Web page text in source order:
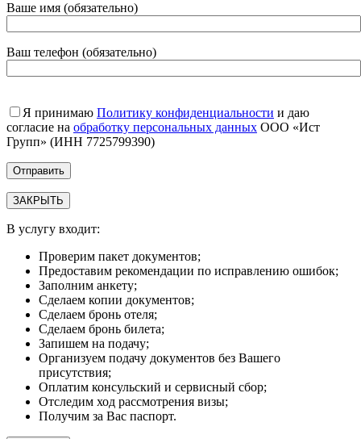
Ваше имя (обязательно)
Ваш телефон (обязательно)
Я принимаю Политику конфиденциальности и даю
согласие на обработку персональных данных ООО «Ист
Групп» (ИНН 7725799390)
ЗАКРЫТЬ
В услугу входит:
Проверим пакет документов;
Предоставим рекомендации по исправлению ошибок;
Заполним анкету;
Сделаем копии документов;
Сделаем бронь отеля;
Сделаем бронь билета;
Запишем на подачу;
Организуем подачу документов без Вашего
присутствия;
Оплатим консульский и сервисный сбор;
Отследим ход рассмотрения визы;
Получим за Вас паспорт.